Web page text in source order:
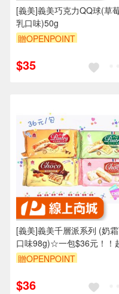
[義美]義美巧克力QQ球(草
乳口味)50g
贈OPENPOINT
$35
[義美]義美千層派系列 (奶
口味98g)☆一包$36元！！
便宜👍
贈OPENPOINT
$36